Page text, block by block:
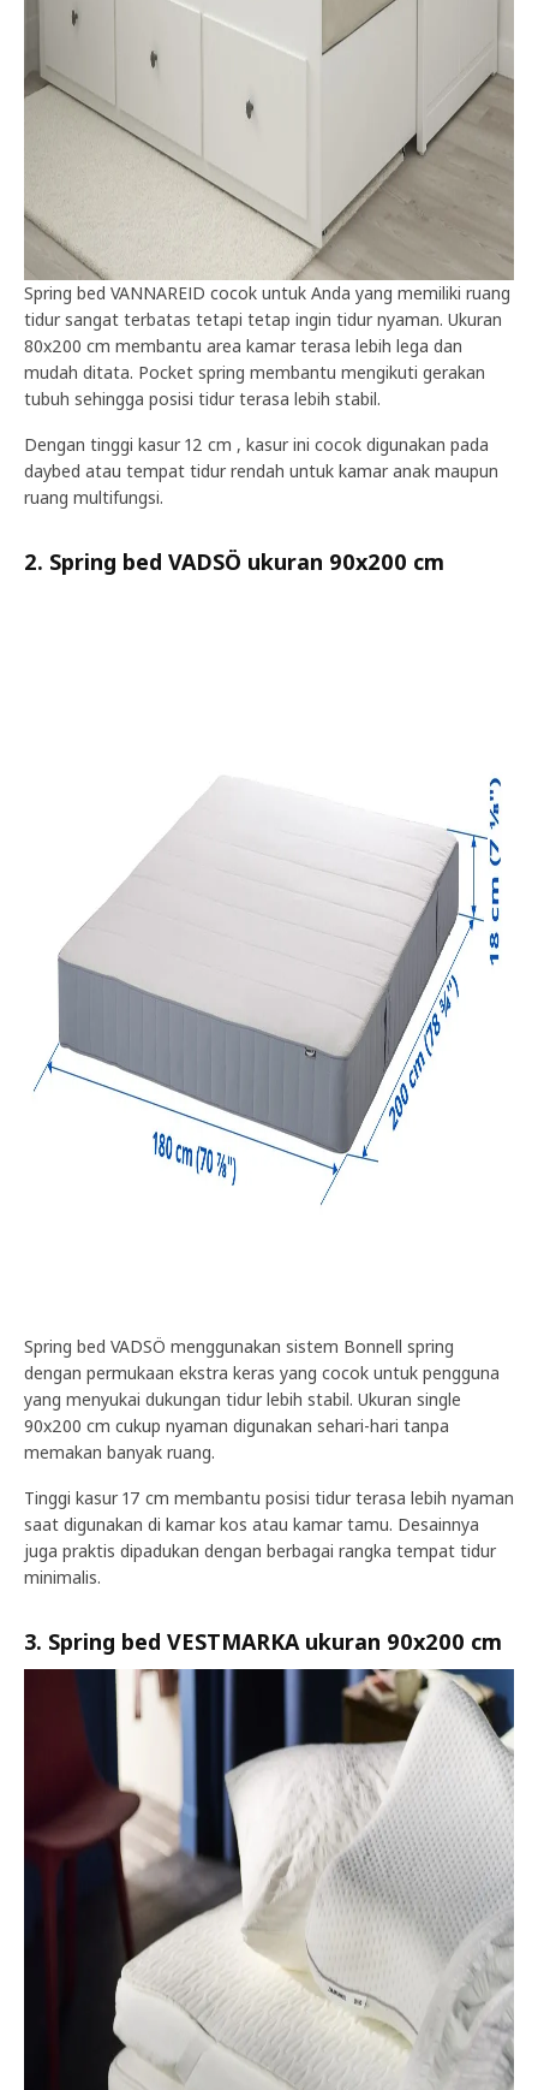
Spring bed VANNAREID cocok untuk Anda yang memiliki ruang
tidur sangat terbatas tetapi tetap ingin tidur nyaman. Ukuran
80x200 cm membantu area kamar terasa lebih lega dan
mudah ditata. Pocket spring membantu mengikuti gerakan
tubuh sehingga posisi tidur terasa lebih stabil.
Dengan tinggi kasur 12 cm , kasur ini cocok digunakan pada
daybed atau tempat tidur rendah untuk kamar anak maupun
ruang multifungsi.
2. Spring bed VADSÖ ukuran 90x200 cm
Spring bed VADSÖ menggunakan sistem Bonnell spring
dengan permukaan ekstra keras yang cocok untuk pengguna
yang menyukai dukungan tidur lebih stabil. Ukuran single
90x200 cm cukup nyaman digunakan sehari-hari tanpa
memakan banyak ruang.
Tinggi kasur 17 cm membantu posisi tidur terasa lebih nyaman
saat digunakan di kamar kos atau kamar tamu. Desainnya
juga praktis dipadukan dengan berbagai rangka tempat tidur
minimalis.
3. Spring bed VESTMARKA ukuran 90x200 cm